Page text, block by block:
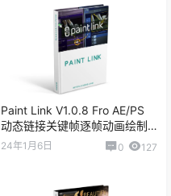
Paint Link V1.0.8 Fro AE/PS
动态链接关键帧逐帧动画绘制
插件
24年1月6日 0 127